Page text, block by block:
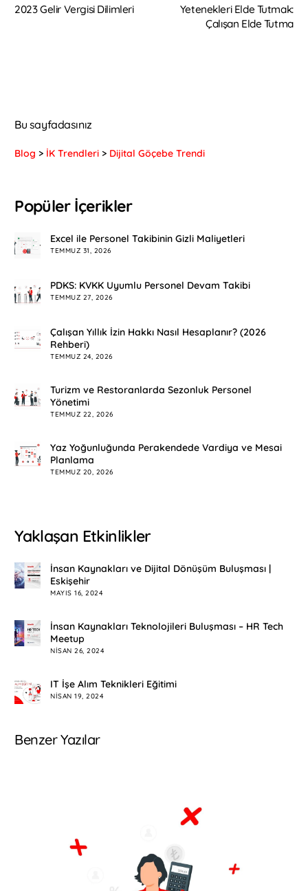
2023 Gelir Vergisi Dilimleri
Yetenekleri Elde Tutmak:
Çalışan Elde Tutma
Bu sayfadasınız
Blog > İK Trendleri > Dijital Göçebe Trendi
Popüler İçerikler
Excel ile Personel Takibinin Gizli Maliyetleri
TEMMUZ 31, 2026
PDKS: KVKK Uyumlu Personel Devam Takibi
TEMMUZ 27, 2026
Çalışan Yıllık İzin Hakkı Nasıl Hesaplanır? (2026
Rehberi)
TEMMUZ 24, 2026
Turizm ve Restoranlarda Sezonluk Personel
Yönetimi
TEMMUZ 22, 2026
Yaz Yoğunluğunda Perakendede Vardiya ve Mesai
Planlama
TEMMUZ 20, 2026
Yaklaşan Etkinlikler
İnsan Kaynakları ve Dijital Dönüşüm Buluşması |
Eskişehir
MAYIS 16, 2024
İnsan Kaynakları Teknolojileri Buluşması – HR Tech
Meetup
NISAN 26, 2024
IT İşe Alım Teknikleri Eğitimi
NISAN 19, 2024
Benzer Yazılar